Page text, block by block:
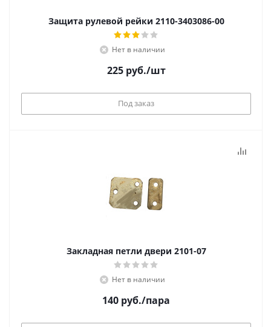
Защита рулевой рейки 2110-3403086-00
Нет в наличии
225руб./шт
Под заказ
Закладная петли двери 2101-07
Нет в наличии
140 руб./пара